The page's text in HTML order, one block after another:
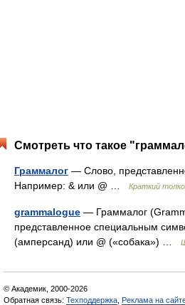
Смотреть что такое
Граммалог — Слово,
Например: & или @ …
Краткий
grammalogue — Граммалог
представленное специальным
(амперсанд) или @ («собака») …
© Академик, 2000-2026
Обратная связь: Техподдержка Реклама на